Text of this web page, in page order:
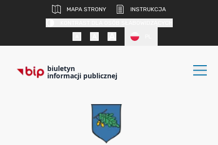
MAPA STRONY
INSTRUKCJA
biuletyn
informacji publicznej